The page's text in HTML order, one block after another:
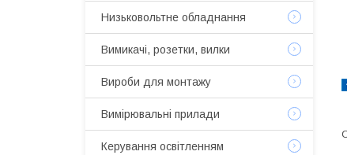
Низьковольтне обладнання
Вимикачі, розетки, вилки
Вироби для монтажу
Вимірювальні прилади
Керування освітленням